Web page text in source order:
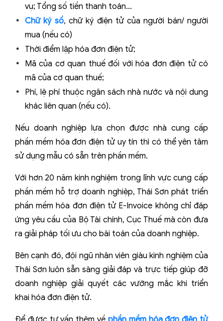
vụ; Tổng số tiền thanh toán…
Chữ ký số, chữ ký điện tử của người bán/ người
mua (nếu có)
Thời điểm lập hóa đơn điện tử;
Mã của cơ quan thuế đối với hóa đơn điện tử có
mã của cơ quan thuế;
Phí, lệ phí thuộc ngân sách nhà nước và nội dung
khác liên quan (nếu có).
Nếu doanh nghiệp lựa chọn được nhà cung cấp
phần mềm hóa đơn điện tử uy tín thì có thể yên tâm
sử dụng mẫu có sẵn trên phần mềm.
Với hơn 20 năm kinh nghiệm trong lĩnh vực cung cấp
phần mềm hỗ trợ doanh nghiệp, Thái Sơn phát triển
phần mềm hóa đơn điện tử E-Invoice không chỉ đáp
ứng yêu cầu của Bộ Tài chính, Cục Thuế mà còn đưa
ra giải pháp tối ưu cho bài toán của doanh nghiệp.
Bên cạnh đó, đội ngũ nhân viên giàu kinh nghiệm của
Thái Sơn luôn sẵn sàng giải đáp và trực tiếp giúp đỡ
doanh nghiệp giải quyết các vướng mắc khi triển
khai hóa đơn điện tử.